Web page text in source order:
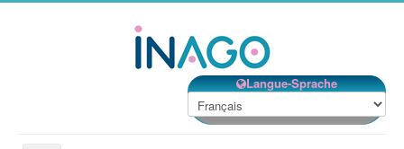
Langue-Sprache